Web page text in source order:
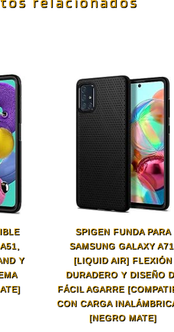
Y
SPIGEN FUNDA PARA
SAMSUNG GALAXY A71,
[LIQUID AIR] FLEXIÓN
DURADERO Y DISEÑO
FÁCIL AGARRE
CON CARGA
[NEGRO MATE]